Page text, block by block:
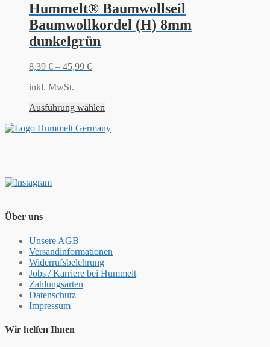
Hummelt® Baumwollseil
Baumwollkordel (H) 8mm
dunkelgrün
8,39 € – 45,99 €
inkl. MwSt.
Ausführung wählen
Über uns
Unsere AGB
Versandinformationen
Widerrufsbelehrung
Jobs / Karriere bei Hummelt
Zahlungsarten
Datenschutz
Impressum
Wir helfen Ihnen